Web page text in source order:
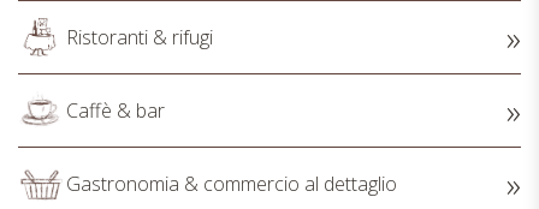
Ristoranti & rifugi
Caffè & bar
Gastronomia & commercio al dettaglio